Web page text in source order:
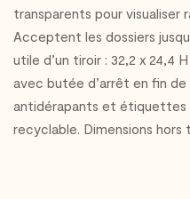
transparents pour visualiser
Acceptent les dossiers
utile d’un tiroir : 32,2 x 24,4
avec butée d’arrêt en fin
antidérapants et étiquettes
recyclable. Dimensions hors